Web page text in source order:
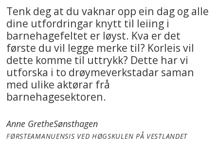
Tenk deg at du vaknar opp ein dag og alle
dine utfordringar knytt til leiing i
barnehagefeltet er løyst. Kva er det
første du vil legge merke til? Korleis vil
dette komme til uttrykk? Dette har vi
utforska i to drøymeverkstadar saman
med ulike aktørar frå
barnehagesektoren.
Anne GretheSønsthagen
FØRSTEAMANUENSIS VED HØGSKULEN PÅ VESTLANDET